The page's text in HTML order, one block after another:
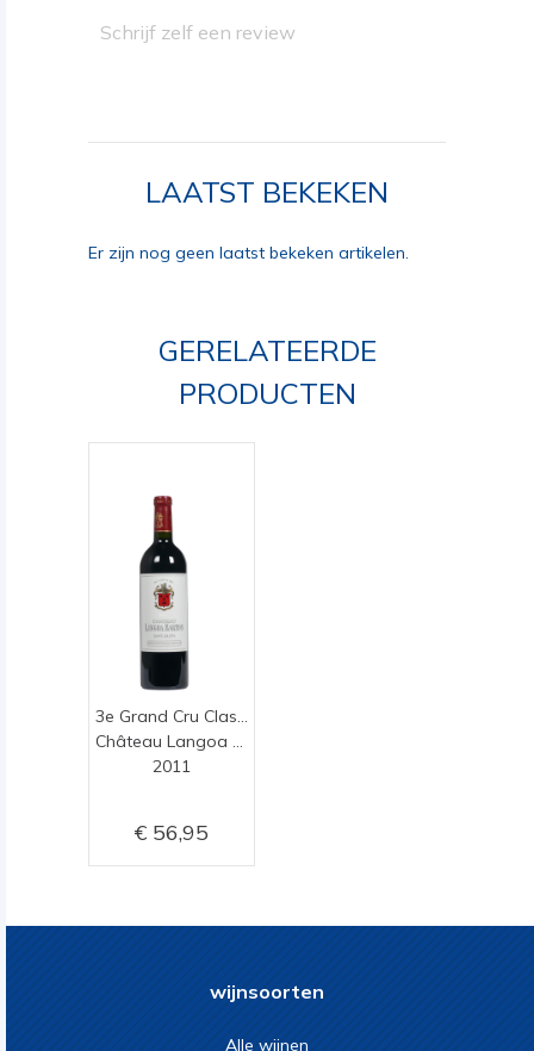
Schrijf zelf een review
LAATST BEKEKEN
Er zijn nog geen laatst bekeken artikelen.
GERELATEERDE
PRODUCTEN
2011
56,95
wijnsoorten
Alle wijnen